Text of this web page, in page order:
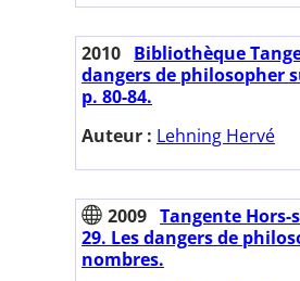
2010 Bibliothèque
dangers de philosopher
p. 80-84.
Auteur : Lehning Hervé
2009 Tangente Hors-
29. Les dangers de
nombres.